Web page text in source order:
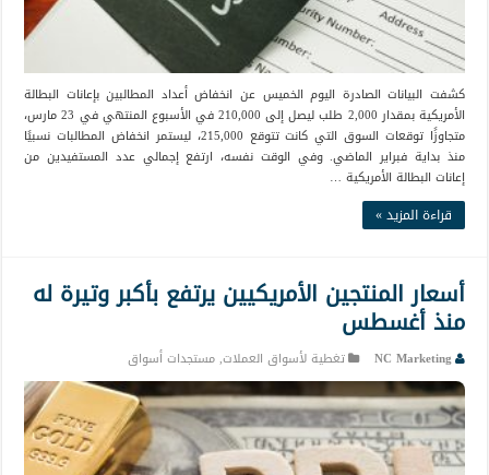
كشفت البيانات الصادرة اليوم الخميس عن انخفاض أعداد المطالبين بإعانات البطالة
الأمريكية بمقدار 2,000 طلب ليصل إلى 210,000 في الأسبوع المنتهي في 23 مارس،
متجاوزًا توقعات السوق التي كانت تتوقع 215,000، ليستمر انخفاض المطالبات نسبيًا
منذ بداية فبراير الماضي. وفي الوقت نفسه، ارتفع إجمالي عدد المستفيدين من
إعانات البطالة الأمريكية …
قراءة المزيد »
أسعار المنتجين الأمريكيين يرتفع بأكبر وتيرة له
منذ أغسطس
NC Marketing تغطية لأسواق العملات,مستجدات أسواق